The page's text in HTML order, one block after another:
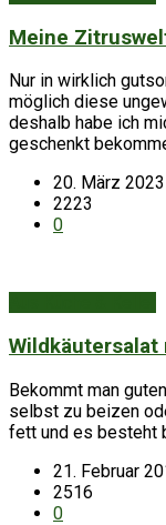
Meine
Nur in wirklich
möglich diese
deshalb habe ich
geschenkt
20. März 2023
2223
0
Wildkäutersalat
Bekommt man
selbst zu beizen
fett und es besteht
21. Februar
2516
0